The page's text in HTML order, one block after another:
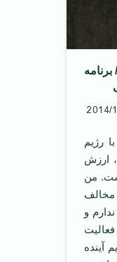
2014/
رژیم
ارزش
من
مخالف
و
آینده